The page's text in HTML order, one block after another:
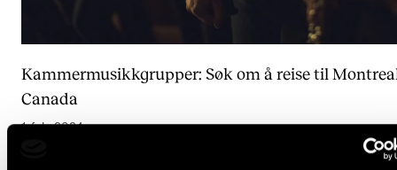
Kammermusikkgrupper: Søk om å reise til
Canada
1. feb. 2024